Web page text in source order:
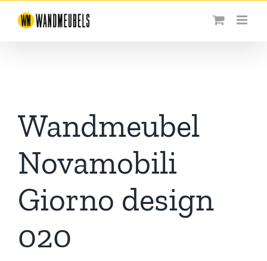
naar
Wandmeubel
Novamobili
Giorno design
020